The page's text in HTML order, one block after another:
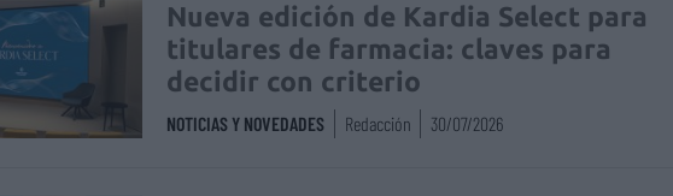
Nueva edición de Kardia Select para
titulares de farmacia: claves para
decidir con criterio
NOTICIAS Y NOVEDADES Redacción 30/07/2026